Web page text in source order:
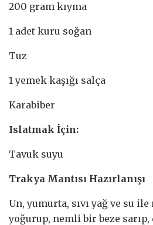
200 gram kıyma
1 adet kuru soğan
Tuz
1 yemek kaşığı salça
Karabiber
Islatmak İçin:
Tavuk suyu
Trakya Mantısı Hazırlanışı
Un, yumurta, sıvı yağ ve su
yoğurup, nemli bir beze